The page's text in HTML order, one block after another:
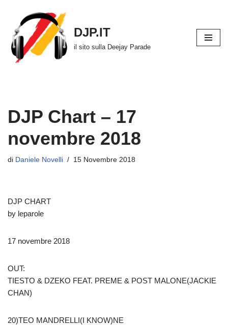
Vai
al
contenuto
DJP.IT
il sito sulla Deejay Parade
DJP Chart – 17
novembre 2018
di Daniele Novelli 15 Novembre 2018
DJP CHART
by leparole
17 novembre 2018
OUT:
TIESTO & DZEKO FEAT. PREME & POST MALONE(JACKIE
CHAN)
20)TEO MANDRELLI(I KNOW)NE